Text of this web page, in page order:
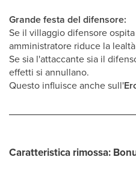
Grande festa del difensore:
Se il villaggio difensore
amministratore riduce la
Se sia l'attaccante sia il
effetti si annullano.
Questo influisce anche sull'
Caratteristica rimossa: